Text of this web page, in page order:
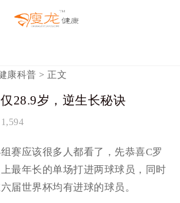
康科普 > 正文
28.9岁，逆生长秘诀
赛应该很多人都看了，先恭喜C罗
最年长的单场打进两球球员，同时
届世界杯均有进球的球员。